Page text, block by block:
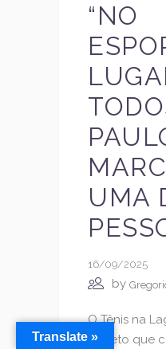
“NO
UMA
16/09/2025
by
O Tênis na
projeto que
Translate »